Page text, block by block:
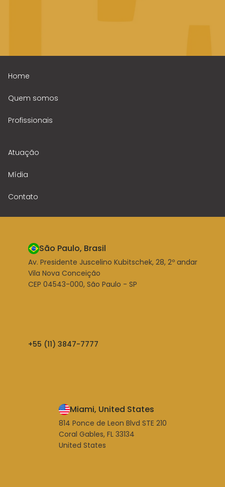
Home
Quem somos
Profissionais
Atuação
Mídia
Contato
São Paulo, Brasil
Av. Presidente Juscelino Kubitschek, 28, 2º andar
Vila Nova Conceição
CEP 04543-000, São Paulo - SP
+55 (11) 3847-7777
Miami, United States
814 Ponce de Leon Blvd STE 210
Coral Gables, FL 33134
United States